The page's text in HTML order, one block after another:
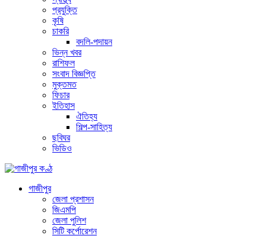
প্রযুক্তি
কৃষি
চাকরি
বদলি-পদায়ন
ভিন্ন খবর
রাশিফল
সংবাদ বিজ্ঞপ্তি
মুক্তমত
ফিচার
ইতিহাস
ঐতিহ্য
শিল্প-সাহিত্য
ছবিঘর
ভিডিও
গাজীপুর
জেলা প্রশাসন
জিএমপি
জেলা পুলিশ
সিটি কর্পোরেশন